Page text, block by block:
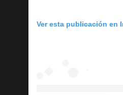
Ver esta publicación en